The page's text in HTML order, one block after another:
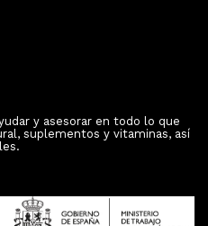
y asesorar en todo lo que
suplementos y vitaminas, así